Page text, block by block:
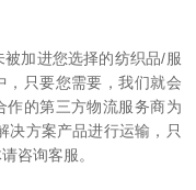
加进您选择的纺织品/服
，只要您需要，我们就会
作的第三方物流服务商为
决方案产品进行运输，只
咨询客服。